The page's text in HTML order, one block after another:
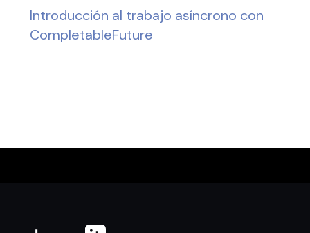
Introducción al trabajo asíncrono con
CompletableFuture